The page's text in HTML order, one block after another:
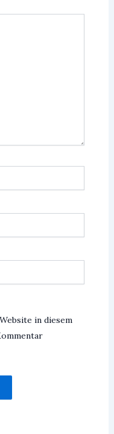
in diesem